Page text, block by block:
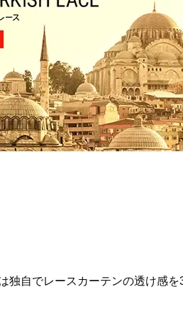
自でレースカーテンの透け感